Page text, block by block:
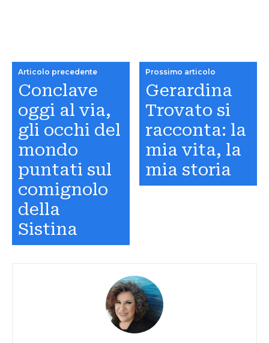
Articolo precedente
Conclave
oggi al via,
gli occhi del
mondo
puntati sul
comignolo
della
Sistina
Prossimo articolo
Gerardina
Trovato si
racconta: la
mia vita, la
mia storia